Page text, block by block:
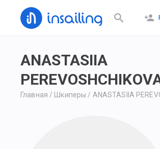
ANASTASIIA
Главная / Шкиперы / ANASTASIIA